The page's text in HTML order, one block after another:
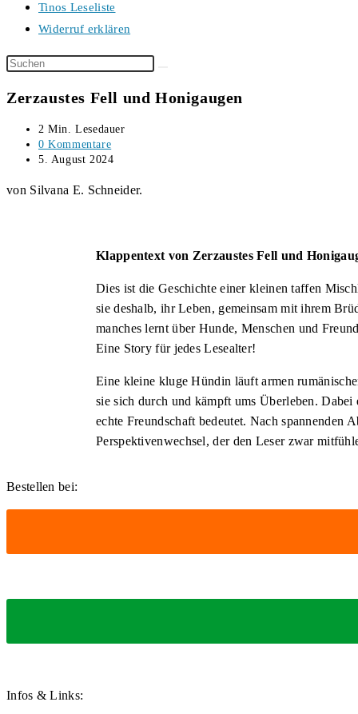
Tinos Leseliste
Widerruf erklären
Diese
durchsuchen
Zerzaustes Fell und Honigaugen
Lesedauer:
2 Min. Lesedauer
Beitrags-
Kommentare:
0 Kommentare
Beitrag
5. August 2024
von Silvana E. Schneider.
Klappentext von Zerzaustes Fell und
Dies ist die Geschichte einer kleinen taffen
sie deshalb, ihr Leben, gemeinsam mit ihrem
manches lernt über Hunde, Menschen und
Eine Story für jedes Lesealter!
Eine kleine kluge Hündin läuft armen
sie sich durch und kämpft ums Überleben.
echte Freundschaft bedeutet. Nach spannenden
Perspektivenwechsel, der den Leser zwar
Bestellen bei:
Infos & Links: